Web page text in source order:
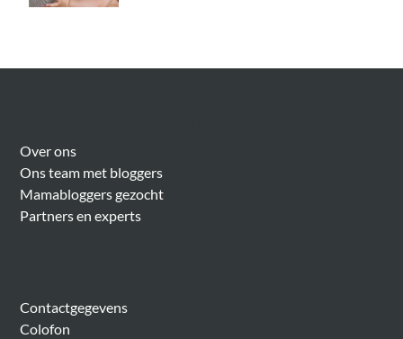
Over ons
Ons team met bloggers
Mamabloggers gezocht
Partners en experts
Contactgegevens
Colofon